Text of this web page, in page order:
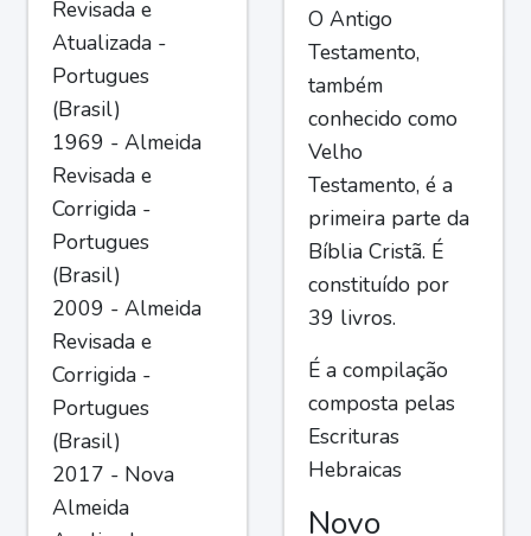
Revisada e
Atualizada -
Portugues
(Brasil)
1969 - Almeida
Revisada e
Corrigida -
Portugues
(Brasil)
2009 - Almeida
Revisada e
Corrigida -
Portugues
(Brasil)
2017 - Nova
Almeida
O Antigo
Testamento,
também
conhecido como
Velho
Testamento, é a
primeira parte da
Bíblia Cristã. É
constituído por
39 livros.
É a compilação
composta pelas
Escrituras
Hebraicas
Novo